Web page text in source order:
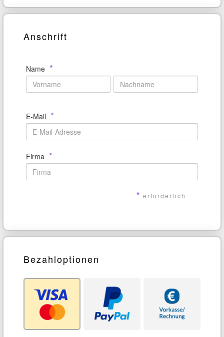
Anschrift
Name *
E-Mail *
Firma *
* erforderlich
Bezahloptionen